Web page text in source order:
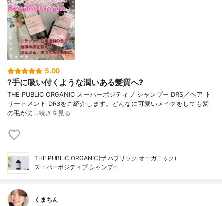
5.00
?手に吸い付くような潤いある髪質へ?
THE PUBLIC ORGANIC スーパーポジティブ シャンプー DRS／ヘア ト
リートメント DRSをご紹介します。どんなに可愛いメイクをしても髪
の毛がま…続きを見る
THE PUBLIC ORGANIC(ザ パブリック オーガニック)
スーパーポジティブ シャンプー
くまちん